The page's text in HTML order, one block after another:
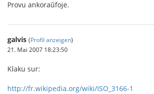
Provu ankoraŭfoje.
galvis (Profil anzeigen)
21. Mai 2007 18:23:50
Klaku sur:
http://fr.wikipedia.org/wiki/ISO_3166-1